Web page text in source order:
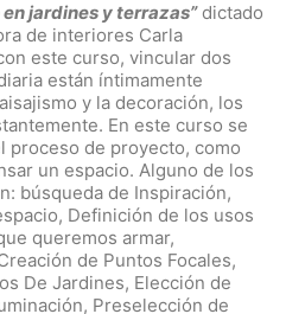
en jardines y terrazas”dictado
de interiores Carla
este curso, vincular dos
están íntimamente
y la decoración, los
En este curso se
proceso de proyecto, como
un espacio. Alguno de los
búsqueda de Inspiración,
Definición de los usos
queremos armar,
de Puntos Focales,
De Jardines, Elección de
Preselección de